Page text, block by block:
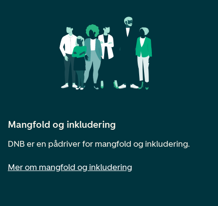
Mangfold og inkludering
DNB er en pådriver for mangfold og inkludering.
Mer om mangfold og inkludering